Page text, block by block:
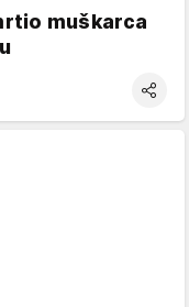
muškarca